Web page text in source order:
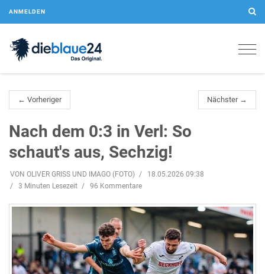
ANMELDEN
← Vorheriger Nächster →
Nach dem 0:3 in Verl: So
schaut's aus, Sechzig!
VON OLIVER GRISS UND IMAGO (FOTO)
18.05.2026 09:38
3 Minuten Lesezeit
96 Kommentare